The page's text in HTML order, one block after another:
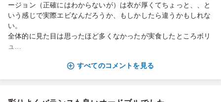
ージョン（正確にはわからないが）は衣が厚くてちょっと、、と
いう感じで実際エビなんだろうか、もしかしたら違うかもしれな
い。
全体的に見た目は思ったほど多くなかったが実食したところボリ
ュ...
すべてのコメントを見る